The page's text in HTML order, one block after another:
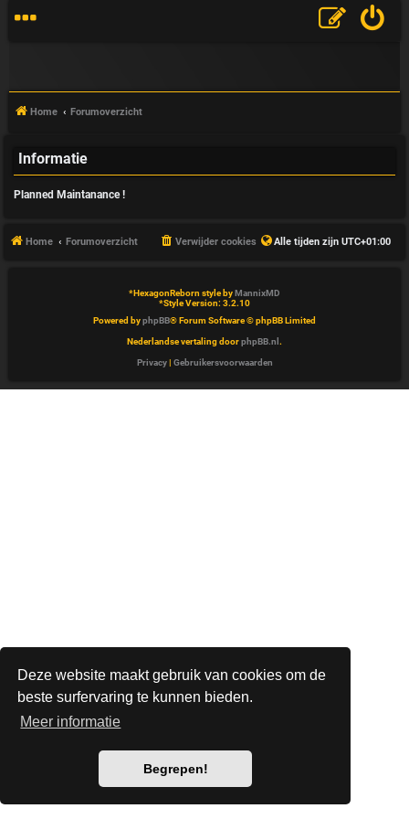
Deze website maakt gebruik van cookies om de
beste surfervaring te kunnen bieden.
Meer informatie
Begrepen!
V
A
Home Forumoverzicht
Informatie
Planned Maintanance !
Home Forumoverzicht Alle tijden zijn UTC+01:00
Verwijder cookies
*HexagonReborn style byMannixMD
*Style Version: 3.2.10
Powered byphpBB® Forum Software © phpBB Limited
Nederlandse vertaling doorphpBB.nl .
Privacy| Gebruikersvoorwaarden